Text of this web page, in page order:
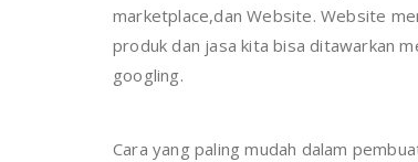
marketplace,dan Website. Website
produk dan jasa kita bisa ditawarkan
googling.
Cara yang paling mudah dalam